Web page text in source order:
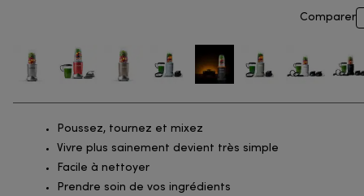
Comparer
Poussez, tournez et mixez
Vivre plus sainement devient très simple
Facile à nettoyer
Prendre soin de vos ingrédients